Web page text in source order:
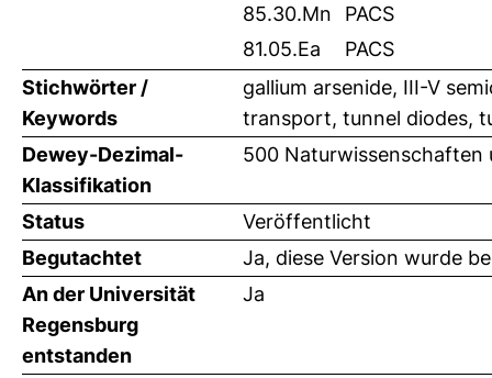
85.30.Mn
PACS
81.05.Ea
PACS
Stichwörter /
Keywords
gallium arsenide, III-V
transport, tunnel diodes,
Dewey-Dezimal-
Klassifikation
500 Naturwissenschaften
Status
Veröffentlicht
Begutachtet
Ja, diese Version wurde
An der Universität
Regensburg
entstanden
Ja